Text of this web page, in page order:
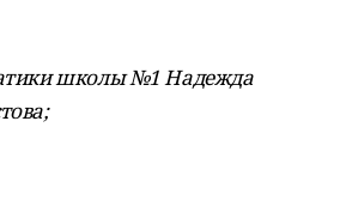
школы №1 Надежда